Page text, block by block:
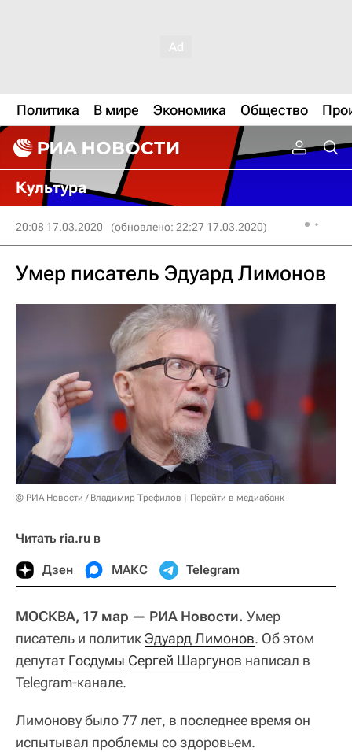
Политика В мире Экономика Общество
Культура
20:08 17.03.2020 (обновлено: 22:27 17.03.2020)
Умер писатель Эдуард Лимонов
© РИА Новости / Владимир Трефилов Перейти в медиабанк
Читать ria.ru в
Дзен МАКС Telegram
МОСКВА, 17 мар — РИА Новости. Умер
писатель и политикЭдуард Лимонов. Об этом
депутат Госдумы Сергей Шаргунов написал в
Telegram-канале.
Лимонову было 77 лет, в последнее время он
испытывал проблемы со здоровьем.